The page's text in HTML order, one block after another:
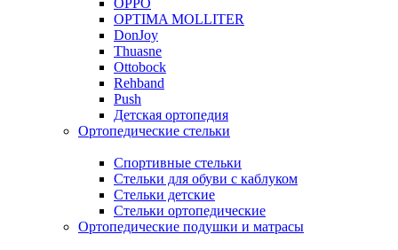
OPPO
OPTIMA MOLLITER
DonJoy
Thuasne
Ottobock
Rehband
Push
Детская ортопедия
Ортопедические стельки
Спортивные стельки
Стельки для обуви с каблуком
Стельки детские
Стельки ортопедические
Ортопедические подушки и матрасы